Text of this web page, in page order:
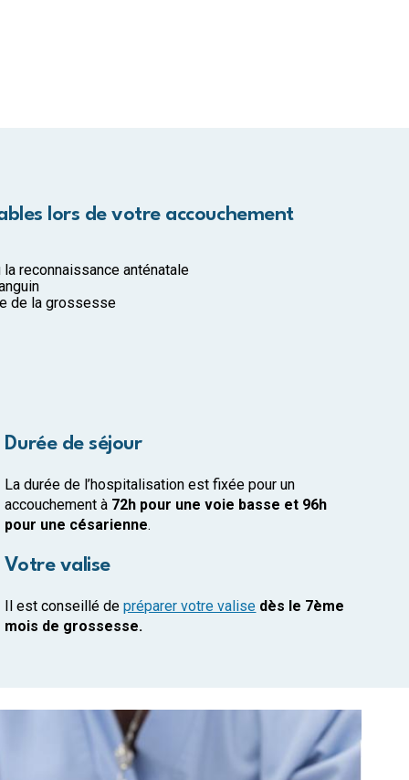
lors de votre accouchement
reconnaissance anténatale
de la grossesse
Durée de séjour
La durée de l’hospitalisation est fixée pour un
accouchement à 72h pour une voie basse et 96h
pour une césarienne.
Votre valise
Il est conseillé depréparer votre valise dès le 7ème
mois de grossesse.